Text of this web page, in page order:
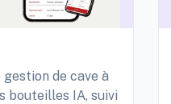
de cave à
bouteilles IA, suivi